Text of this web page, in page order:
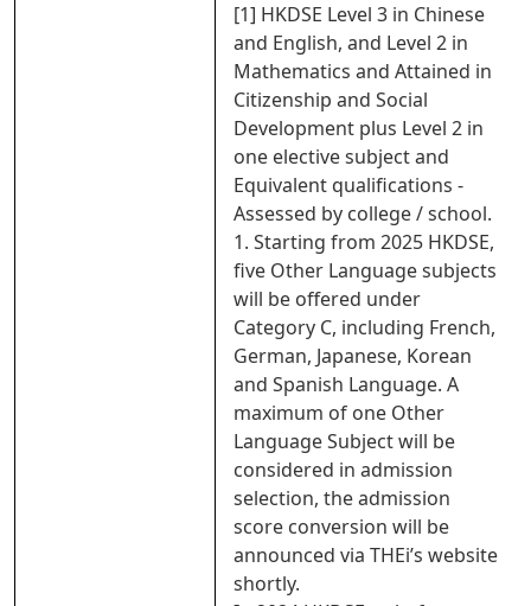
[1] HKDSE Level 3 in Chinese
and English, and Level 2 in
Mathematics and Attained in
Citizenship and Social
Development plus Level 2 in
one elective subject and
Equivalent qualifications -
Assessed by college / school.
1. Starting from 2025 HKDSE,
five Other Language subjects
will be offered under
Category C, including French,
German, Japanese, Korean
and Spanish Language. A
maximum of one Other
Language Subject will be
considered in admission
selection, the admission
score conversion will be
announced via THEi’s website
shortly.